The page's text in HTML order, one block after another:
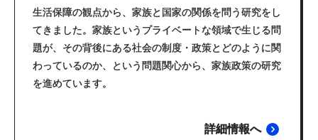
生活保障の観点から、家族と国家の関係を問う研究をし
てきました。家族というプライベートな領域で生じる問
題が、その背後にある社会の制度・政策とどのように関
わっているのか、という問題関心から、家族政策の研究
を進めています。
詳細情報へ